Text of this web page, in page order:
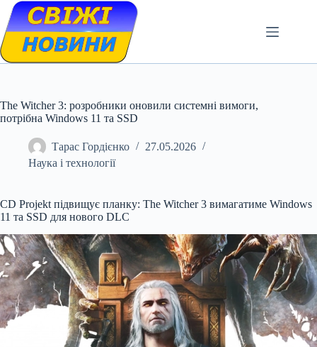
Skip
content
The Witcher 3: розробники оновили системні вимоги,
потрібна Windows 11 та SSD
Тарас Гордієнко
27.05.2026
Наука і технології
CD Projekt підвищує планку: The Witcher 3 вимагатиме Windows
11 та SSD для нового DLC